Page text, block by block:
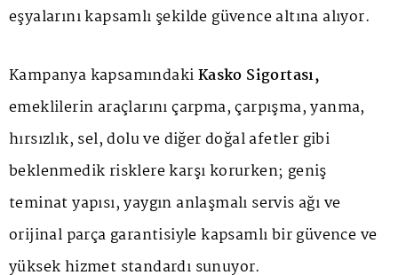
eşyalarını kapsamlı şekilde güvence altına alıyor.
Kampanya kapsamındakiKasko Sigortası,
emeklilerin araçlarını çarpma, çarpışma, yanma,
hırsızlık, sel, dolu ve diğer doğal afetler gibi
beklenmedik risklere karşı korurken; geniş
teminat yapısı, yaygın anlaşmalı servis ağı ve
orijinal parça garantisiyle kapsamlı bir güvence ve
yüksek hizmet standardı sunuyor.